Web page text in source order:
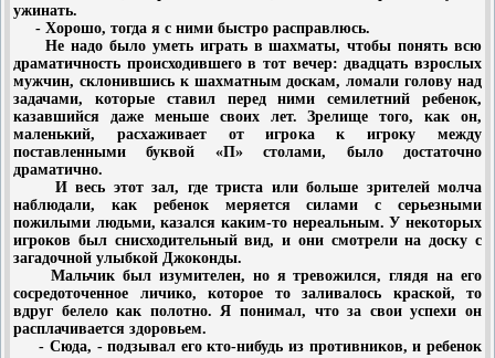
ужинать.
- Хорошо, тогда я с ними быстро расправлюсь.
Не надо было уметь играть в шахматы, чтобы понять всю
драматичность происходившего в тот вечер: двадцать взрослых
мужчин, склонившись к шахматным доскам, ломали голову над
задачами, которые ставил перед ними семилетний ребенок,
казавшийся даже меньше своих лет. Зрелище того, как он,
маленький, расхаживает от игрока к игроку между
поставленными буквой «П» столами, было достаточно
драматично.
И весь этот зал, где триста или больше зрителей молча
наблюдали, как ребенок меряется силами с серьезными
пожилыми людьми, казался каким-то нереальным. У некоторых
игроков был снисходительный вид, и они смотрели на доску с
загадочной улыбкой Джоконды.
Мальчик был изумителен, но я тревожился, глядя на его
сосредоточенное личико, которое то заливалось краской, то
вдруг белело как полотно. Я понимал, что за свои успехи он
расплачивается здоровьем.
- Сюда, - подзывал его кто-нибудь из противников, и ребенок